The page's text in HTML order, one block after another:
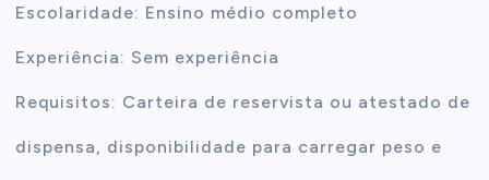
Escolaridade: Ensino médio completo
Experiência: Sem experiência
Requisitos: Carteira de reservista ou atestado de
dispensa, disponibilidade para carregar peso e